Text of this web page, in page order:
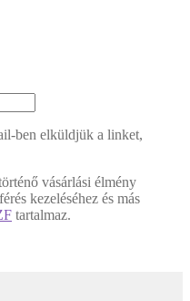
ben elküldjük a linket,
vásárlási élmény
kezeléséhez és más
tartalmaz.